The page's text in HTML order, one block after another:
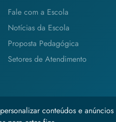
Fale com a Escola
Notícias da Escola
Proposta Pedagógica
Setores de Atendimento
conteúdos e